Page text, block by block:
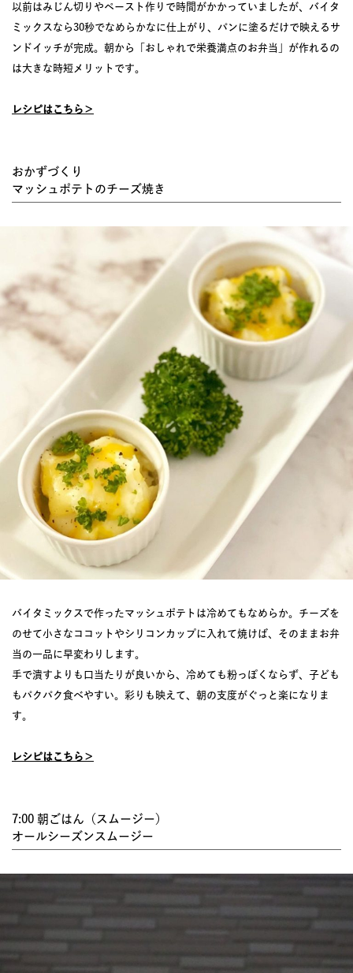
以前はみじん切りやペースト作りで時間がかかっていましたが、バイタ
ミックスなら30秒でなめらかなに仕上がり、パンに塗るだけで映えるサ
ンドイッチが完成。朝から「おしゃれで栄養満点のお弁当」が作れるの
は大きな時短メリットです。
レシピはこちら＞
おかずづくり
マッシュポテトのチーズ焼き
バイタミックスで作ったマッシュポテトは冷めてもなめらか。チーズを
のせて小さなココットやシリコンカップに入れて焼けば、そのままお弁
当の一品に早変わりします。
手で潰すよりも口当たりが良いから、冷めても粉っぽくならず、子ども
もパクパク食べやすい。彩りも映えて、朝の支度がぐっと楽になりま
す。
レシピはこちら＞
7:00 朝ごはん（スムージー）
オールシーズンスムージー